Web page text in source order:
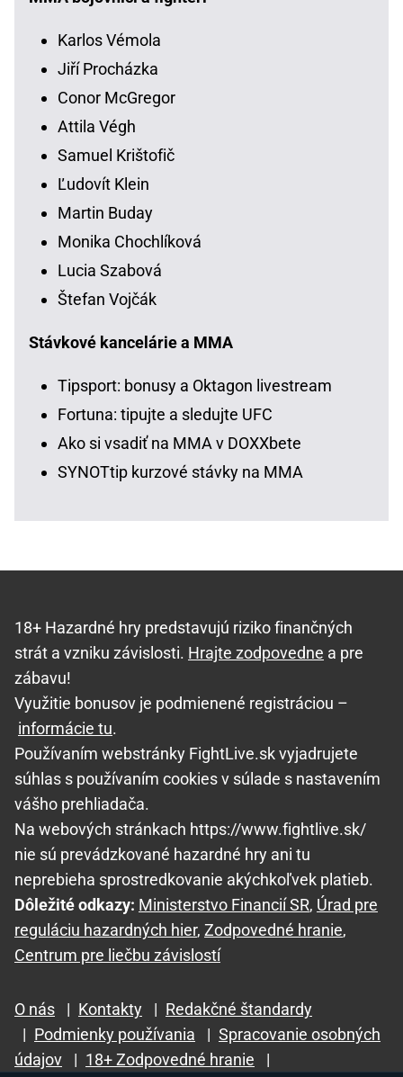
Karlos Vémola
Jiří Procházka
Conor McGregor
Attila Végh
Samuel Krištofič
Ľudovít Klein
Martin Buday
Monika Chochlíková
Lucia Szabová
Štefan Vojčák
Stávkové kancelárie a MMA
Tipsport: bonusy a Oktagon livestream
Fortuna: tipujte a sledujte UFC
Ako si vsadiť na MMA v DOXXbete
SYNOTtip kurzové stávky na MMA
18+ Hazardné hry predstavujú riziko finančných
strát a vzniku závislosti. Hrajte zodpovedne a pre
zábavu!
Využitie bonusov je podmienené registráciou –
informácie tu.
Používaním webstránky FightLive.sk vyjadrujete
súhlas s používaním cookies v súlade s nastavením
vášho prehliadača.
Na webových stránkach https://www.fightlive.sk/
nie sú prevádzkované hazardné hry ani tu
neprebieha sprostredkovanie akýchkoľvek platieb.
Dôležité odkazy: Ministerstvo Financií SR, Úrad pre
reguláciu hazardných hier, Zodpovedné hranie,
Centrum pre liečbu závislostí
O nás | Kontakty | Redakčné štandardy
| Podmienky používania | Spracovanie osobných
údajov
| 18+ Zodpovedné hranie
|